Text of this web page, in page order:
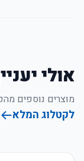
אולי
מוצרים נוספים
לקטלוג המלא